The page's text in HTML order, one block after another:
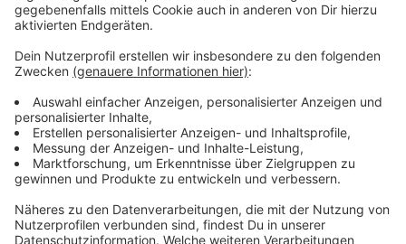
7,2 Millionen Euro kosten. Eltern weisen allerdings
darauf hin, dass die Grundschule komplett überlastet
ist. Wer möchte, kann noch bis zum 16. Juni darüber
abstimmen. Die Unterlagen dafür müssen bei der
Stadt Viersen beantragt und auch wieder abgegeben
werden.
Anzeige